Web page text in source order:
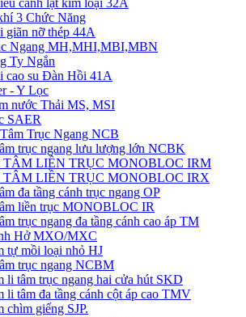
3 Chức Năng
giãn nỡ thép 44A
Ngang MH,MHI,MBI,MBN
Ty Ngắn
cao su Đàn Hồi 41A
- Y Lọc
nước Thải MS, MSI
SAER
Trục Ngang NCB
trục ngang lưu lượng lớn NCBK
LIỀN TRỤC MONOBLOC IRM
LIỀN TRỤC MONOBLOC IRX
đa tầng cánh trục ngang OP
liền trục MONOBLOC IR
trục ngang đa tầng cánh cao áp TM
Hở MXO/MXC
tự mồi loại nhỏ HJ
trục ngang NCBM
li tâm trục ngang hai cửa hút SKD
li tâm đa tầng cánh cột áp cao TMV
chìm giếng SJP.